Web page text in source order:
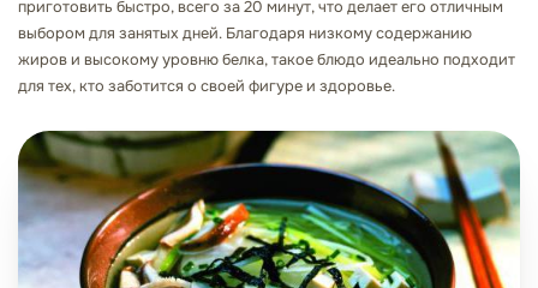
приготовить быстро, всего за 20 минут, что делает его отличным
выбором для занятых дней. Благодаря низкому содержанию
жиров и высокому уровню белка, такое блюдо идеально подходит
для тех, кто заботится о своей фигуре и здоровье.